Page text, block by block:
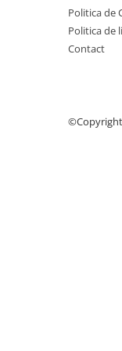
Politica de
Politica de
Contact